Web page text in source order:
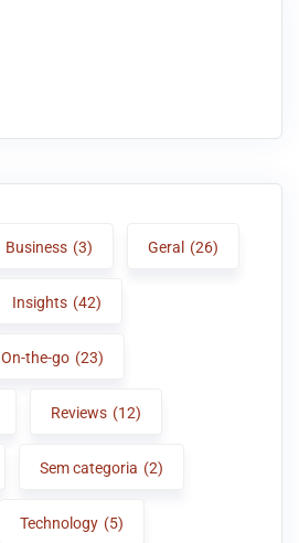
Business (3) Geral (26)
Insights (42)
On-the-go (23)
Reviews (12)
Sem categoria (2)
Technology (5)